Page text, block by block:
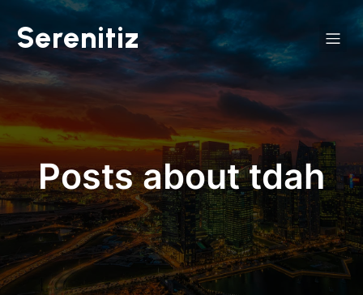
Serenitiz
Posts about tdah